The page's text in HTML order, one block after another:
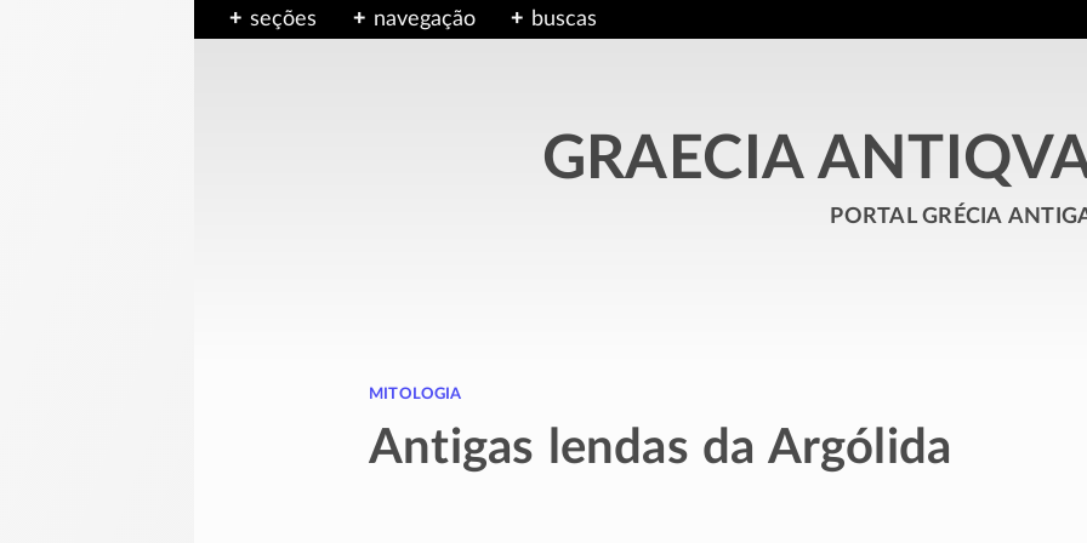
seções navegação buscas
GRAECIA
portal grécia
mitologia
Antigas lendas da Argólida